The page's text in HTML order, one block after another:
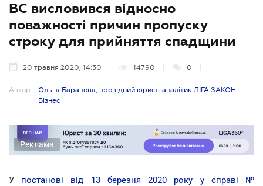
ВС висловився відносно
поважності причин пропуску
строку для прийняття спадщини
20 травня 2020, 14:30 14790 0
Автор:
Ольга Баранова, провідний юрист-аналітик ЛІГА:ЗАКОН
Бізнес
Реклама
У постанові від 13 березня 2020 року у справі №